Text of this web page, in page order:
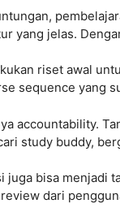
yang jelas.
riset awal
sequence yang
accountability.
study buddy,
juga bisa menjadi
dari